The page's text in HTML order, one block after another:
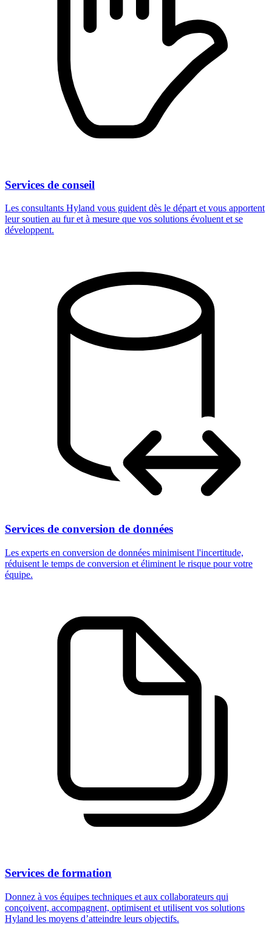
Services de conseil
Les consultants Hyland vous guident dès le départ et vous apportent
leur soutien au fur et à mesure que vos solutions évoluent et se
développent.
Services de conversion de données
Les experts en conversion de données minimisent l'incertitude,
réduisent le temps de conversion et éliminent le risque pour votre
équipe.
Services de formation
Donnez à vos équipes techniques et aux collaborateurs qui
conçoivent, accompagnent, optimisent et utilisent vos solutions
Hyland les moyens d’atteindre leurs objectifs.